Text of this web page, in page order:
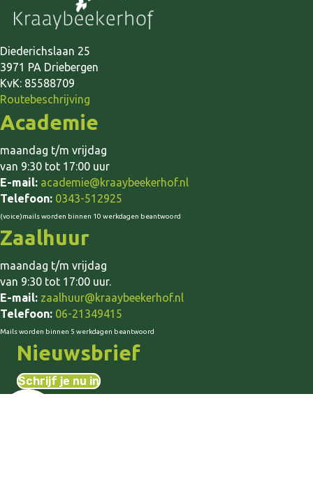
Diederichslaan 25
3971 PA Driebergen
KvK: 85588709
Routebeschrijving
Academie
maandag t/m vrijdag
van 9:30 tot 17:00 uur
E-mail: academie@kraaybeekerhof.nl
Telefoon: 0343-512925
(voice)mails worden binnen 10 werkdagen beantwoord
Zaalhuur
maandag t/m vrijdag
van 9:30 tot 17:00 uur.
E-mail: zaalhuur@kraaybeekerhof.nl
Telefoon: 06-21349415
Mails worden binnen 5 werkdagen beantwoord
Nieuwsbrief
Schrijf je nu in